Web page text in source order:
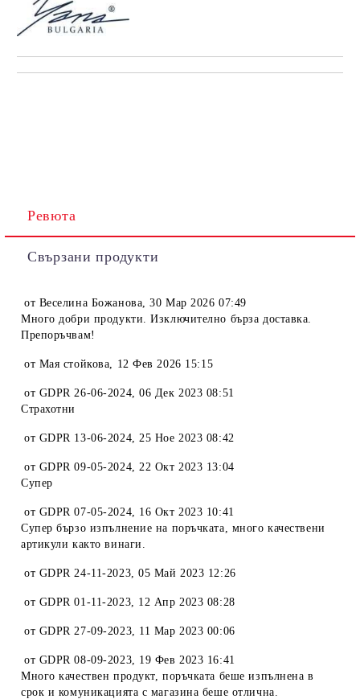
Ревюта
Свързани продукти
от Веселина Божанова,30 Мар 2026 07:49
Много добри продукти. Изключително бърза доставка.
Препоръчвам!
от Мая стойкова, 12 Фев 2026 15:15
от GDPR 26-06-2024,06 Дек 2023 08:51
Страхотни
от GDPR 13-06-2024,25 Ное 2023 08:42
от GDPR 09-05-2024,22 Окт 2023 13:04
Супер
от GDPR 07-05-2024, 16 Окт 2023 10:41
Супер бързо изпълнение на поръчката, много качествени
артикули както винаги.
от GDPR 24-11-2023,05 Май 2023 12:26
от GDPR 01-11-2023, 12 Апр 2023 08:28
от GDPR 27-09-2023, 11 Мар 2023 00:06
от GDPR 08-09-2023, 19 Фев 2023 16:41
Много качествен продукт, поръчката беше изпълнена в
срок и комуникацията с магазина беше отлична.